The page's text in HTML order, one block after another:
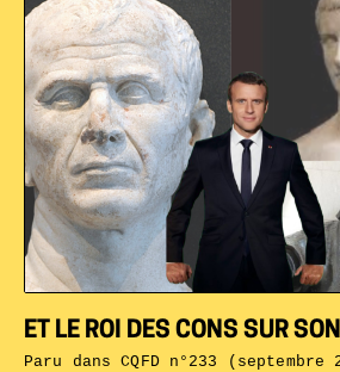
ET LE ROI DES CONS SUR
Paru dansCQFD n°233 (septembre